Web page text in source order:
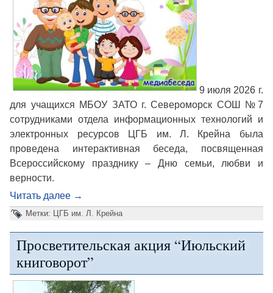
9 июля 2026 г.
для учащихся МБОУ ЗАТО г. Североморск СОШ №7
сотрудниками отдела информационных технологий и
электронных ресурсов ЦГБ им. Л. Крейна была
проведена интерактивная беседа, посвященная
Всероссийскому празднику – Дню семьи, любви и
верности.
Читать далее →
Метки: ЦГБ им. Л. Крейна
Просветительская акция “Июльский
книговорот”